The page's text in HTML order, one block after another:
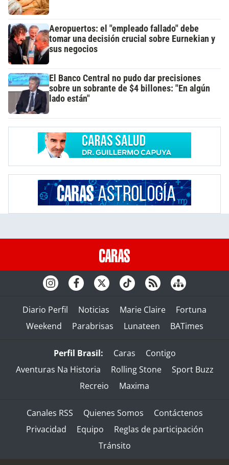
Aeropuertos: el "empleado fallado" debe
tomar una decisión crucial sobre Eurnekian y
sus negocios
El Banco Central no pudo dar precisiones
sobre un sobrante de $4 billones: "En algún
lado están"
Diario Perfil Noticias Marie Claire
Fortuna
Weekend
Parabrisas Lunateen BATimes
Perfil Brasil: Caras
Contigo
Aventuras Na Historia
Rolling Stone
Sport Buzz
Recreio
Maxima
Canales RSS Quienes Somos
Contáctenos
Privacidad
Equipo
Reglas de participación
Tránsito